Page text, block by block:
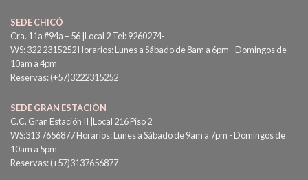
SEDE CHICÓ
Cra. 11a #94a – 56 |Local 2 Tel: 9260274-
WS: 322 2315252 Horarios: Lunes a Sábado de 8am a 6pm - Domingos de
10am a 4pm
Reservas: (+57)3222315252
SEDE GRAN ESTACIÓN
C.C. Gran Estación II |Local 216 Piso 2
WS:313 7656877 Horarios: Lunes a Sábado de 9am a 7pm - Domingos de
10am a 5pm
Reservas: (+57)3137656877